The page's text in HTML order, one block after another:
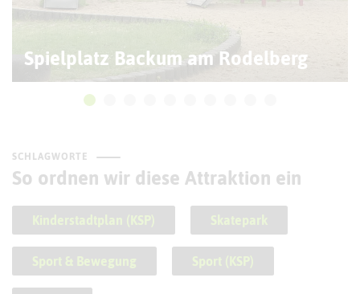
Spielplatz Backum am Rodelberg
SCHLAGWORTE
So ordnen wir diese Attraktion ein
Kinderstadtplan (KSP) Skatepark
Sport & Bewegung Sport (KSP)